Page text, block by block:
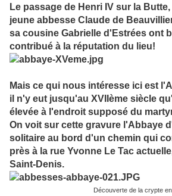
Le passage de Henri IV sur la
jeune abbesse Claude de
sa cousine Gabrielle d'Estrées ont
contribué à la réputation du lieu!
Mais ce qui nous intéresse ici est
il n'y eut jusqu'au XVIIème siècle
élevée à l'endroit supposé du
On voit sur cette gravure l'Abbaye
solitaire au bord d'un chemin qui
près à la rue Yvonne Le Tac
Saint-Denis.
Découverte de la crypte en